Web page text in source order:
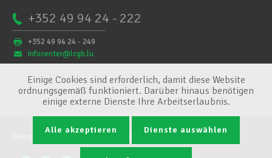
+352 49 94 24 - 222
+352 49 94 24 - 249
infocenter@lcgb.lu
Conditions générales
Einige Cookies sind erforderlich, damit diese Website
ordnungsgemäß funktioniert. Darüber hinaus benötigen
einige externe Dienste Ihre Arbeitserlaubnis.
Alle akzeptieren Dienste auswählen